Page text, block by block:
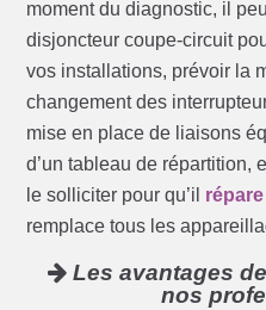
moment du diagnostic, il
disjoncteur coupe-circuit
vos installations, prévoir la
changement des
mise en place de liaisons
d’un tableau de répartition,
le solliciter pour qu’il
remplace tous les
Les avantages
nos